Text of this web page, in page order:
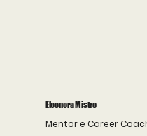
Eleonora Mistro
Mentor e Career